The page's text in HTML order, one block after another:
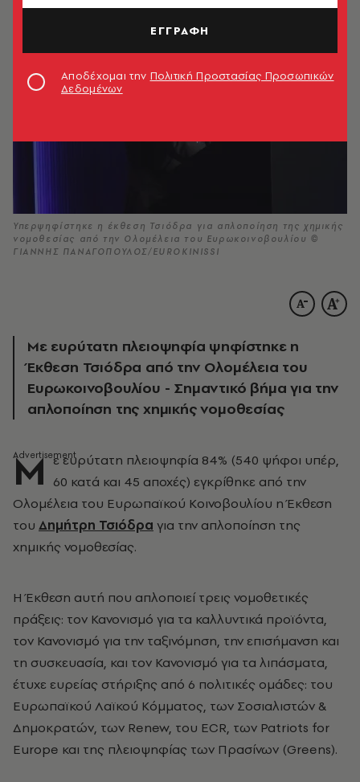
Υπερψηφίστηκε η έκθεση Τσιόδρα για απλοποίηση της χημικής
νομοθεσίας από την Ολομέλεια του Ευρωκοινοβουλίου ©
ΓΙΑΝΝΗΣ ΠΑΝΑΓΟΠΟΥΛΟΣ/EUROKINISSI
Με ευρύτατη πλειοψηφία ψηφίστηκε η
Έκθεση Τσιόδρα από την Ολομέλεια του
Ευρωκοινοβουλίου - Σημαντικό βήμα για την
απλοποίηση της χημικής νομοθεσίας
Μ ε ευρύτατη πλειοψηφία 84% (540 ψήφοι υπέρ,
60 κατά και 45 αποχές) εγκρίθηκε από την
Ολομέλεια του Ευρωπαϊκού Κοινοβουλίου η Έκθεση
του Δημήτρη Τσιόδρα για την απλοποίηση της
χημικής νομοθεσίας.
H Έκθεση αυτή που απλοποιεί τρεις νομοθετικές
πράξεις: τον Κανονισμό για τα καλλυντικά προϊόντα,
τον Κανονισμό για την ταξινόμηση, την επισήμανση και
τη συσκευασία, και τον Κανονισμό για τα λιπάσματα,
έτυχε ευρείας στήριξης από 6 πολιτικές ομάδες: του
Ευρωπαϊκού Λαϊκού Κόμματος, των Σοσιαλιστών &
Δημοκρατών, των Renew, του ECR, των Patriots for
Europe και της πλειοψηφίας των Πρασίνων (Greens).
ΕΓΓΡΑΦΗ
Αποδέχομαι την Πολιτική Προστασίας Προσωπικών
Δεδομένων